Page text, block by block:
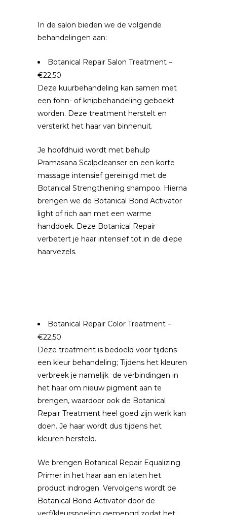
In de salon bieden we de volgende
behandelingen aan:
Botanical Repair Salon Treatment –
€22,50
Deze kuurbehandeling kan samen met
een fohn- of knipbehandeling geboekt
worden. Deze treatment herstelt en
versterkt het haar van binnenuit.
Je hoofdhuid wordt met behulp
Pramasana Scalpcleanser en een korte
massage intensief gereinigd met de
Botanical Strengthening shampoo. Hierna
brengen we de Botanical Bond Activator
light of rich aan met een warme
handdoek. Deze Botanical Repair
verbetert je haar intensief tot in de diepe
haarvezels.
Botanical Repair Color Treatment –
€22,50
Deze treatment is bedoeld voor tijdens
een kleur behandeling; Tijdens het kleuren
verbreek je namelijk de verbindingen in
het haar om nieuw pigment aan te
brengen, waardoor ook de Botanical
Repair Treatment heel goed zijn werk kan
doen. Je haar wordt dus tijdens het
kleuren hersteld.
We brengen Botanical Repair Equalizing
Primer in het haar aan en laten het
product indrogen. Vervolgens wordt de
Botanical Bond Activator door de